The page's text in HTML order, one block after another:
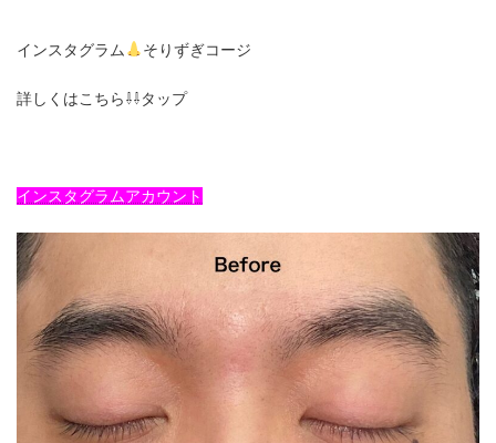
インスタグラム そりずぎコージ
詳しくはこちら⇩⇩タップ
インスタグラムアカウント